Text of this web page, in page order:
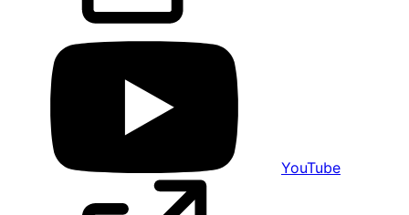
YouTube